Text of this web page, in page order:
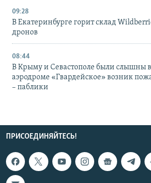
09:28
В Екатеринбурге горит склад
дронов
08:44
В Крыму и Севастополе были слышны
аэродроме «Гвардейское» возник
– паблики
ПРИСОЕДИНЯЙТЕСЬ!